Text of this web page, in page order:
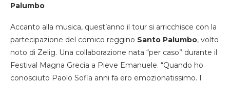
Palumbo
Accanto alla musica, quest’anno il tour si arricchisce con la
partecipazione del comico reggino Santo Palumbo, volto
noto di Zelig. Una collaborazione nata “per caso” durante il
Festival Magna Grecia a Pieve Emanuele. “Quando ho
conosciuto Paolo Sofia anni fa ero emozionatissimo. I